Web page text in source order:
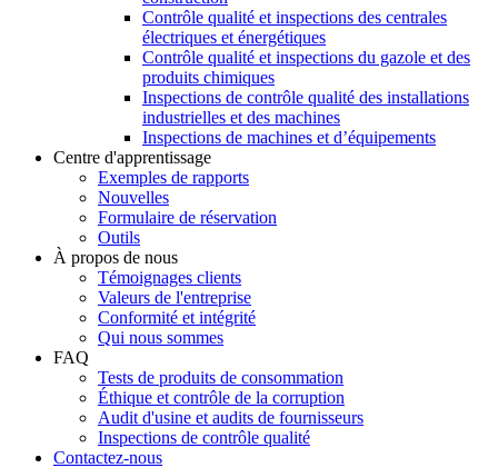
Contrôle qualité et inspections des centrales
électriques et énergétiques
Contrôle qualité et inspections du gazole et des
produits chimiques
Inspections de contrôle qualité des installations
industrielles et des machines
Inspections de machines et d’équipements
Centre d'apprentissage
Exemples de rapports
Nouvelles
Formulaire de réservation
Outils
À propos de nous
Témoignages clients
Valeurs de l'entreprise
Conformité et intégrité
Qui nous sommes
FAQ
Tests de produits de consommation
Éthique et contrôle de la corruption
Audit d'usine et audits de fournisseurs
Inspections de contrôle qualité
Contactez-nous